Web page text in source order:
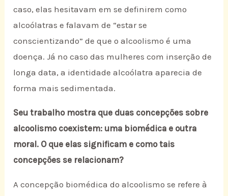
caso, elas hesitavam em se definirem como
alcoólatras e falavam de “estar se
conscientizando” de que o alcoolismo é uma
doença. Já no caso das mulheres com inserção de
longa data, a identidade alcoólatra aparecia de
forma mais sedimentada.
Seu trabalho mostra que duas concepções sobre
alcoolismo coexistem: uma biomédica e outra
moral. O que elas significam e como tais
concepções se relacionam?
A concepção biomédica do alcoolismo se refere à